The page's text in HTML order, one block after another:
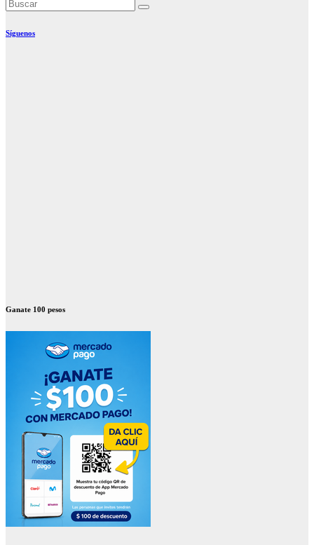
Síguenos
Ganate 100 pesos